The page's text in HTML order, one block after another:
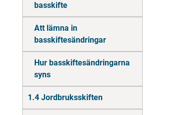
basskifte
Att lämna in
basskiftesändringar
Hur basskiftesändringarna
syns
1.4 Jordbruksskiften